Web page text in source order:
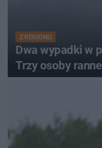
Z REGIONU
Dwa wypadki w
Trzy osoby